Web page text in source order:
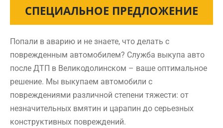
СПЕЦИАЛЬНОЕ ПРЕДЛОЖЕНИЕ
Попали в аварию и не знаете, что делать с
поврежденным автомобилем? Служба выкупа авто
после ДТП в Великодолинском – ваше оптимальное
решение. Мы выкупаем автомобили с
повреждениями различной степени тяжести: от
незначительных вмятин и царапин до серьезных
конструктивных повреждений.